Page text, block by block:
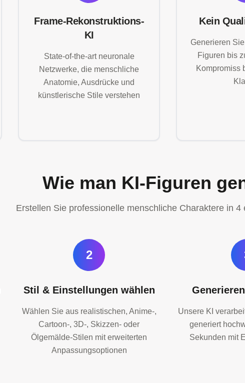
Frame-Rekonstruktions-
KI
State-of-the-art neuronale
Netzwerke, die menschliche
Anatomie, Ausdrücke und
künstlerische Stile verstehen
Kein
Generieren
Figuren bis
Kompromiss
Wie man KI-Figuren
Erstellen Sie professionelle menschliche Charaktere in 4
2
Stil & Einstellungen wählen
Wählen Sie aus realistischen, Anime-,
Cartoon-, 3D-, Skizzen- oder
Ölgemälde-Stilen mit erweiterten
Anpassungsoptionen
Unsere KI
generiert
Sekunden mit